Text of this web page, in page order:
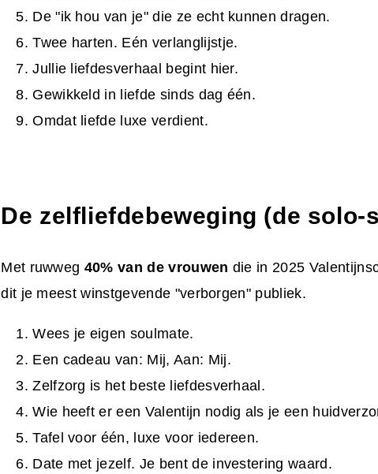
De "ik hou van je" die ze echt kunnen dragen.
Twee harten. Eén verlanglijstje.
Jullie liefdesverhaal begint hier.
Gewikkeld in liefde sinds dag één.
Omdat liefde luxe verdient.
De zelfliefdebeweging (de solo-
Met ruwweg 40% van de vrouwen die in 2025
dit je meest winstgevende "verborgen" publiek.
Wees je eigen soulmate.
Een cadeau van: Mij, Aan: Mij.
Zelfzorg is het beste liefdesverhaal.
Wie heeft er een Valentijn nodig als je een
Tafel voor één, luxe voor iedereen.
Date met jezelf. Je bent de investering waard.